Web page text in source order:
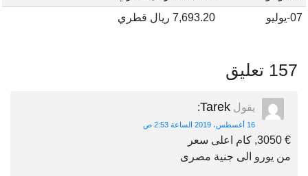
07-يوليو
7,693.20 ريال قطري
157 تعليق
يقول Tarek
:
16 أغسطس، 2019 الساعة 2:53 ص
€ 3050, كام اعلى سعر
من يورو الى جنية مصرى